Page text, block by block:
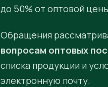
до 50% от оптовой
Обращения
вопросам оптовых
списка продукции и
электронную почту.